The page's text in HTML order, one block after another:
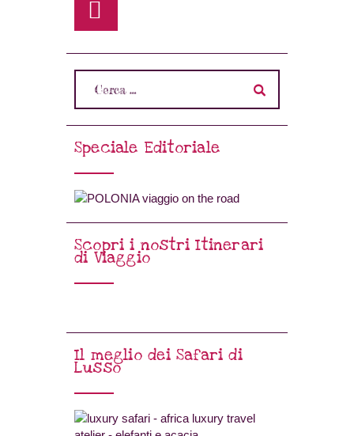
Speciale Editoriale
Scopri i nostri Itinerari
di Viaggio
Il meglio dei Safari di
Lusso